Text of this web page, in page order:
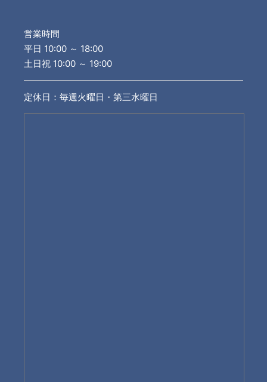
営業時間
平日 10:00 ～ 18:00
土日祝 10:00 ～ 19:00
定休日：毎週火曜日・第三水曜日